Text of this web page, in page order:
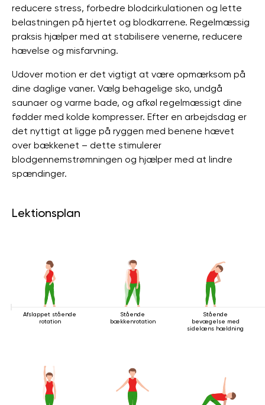
reducere stress, forbedre blodcirkulationen og lette
belastningen på hjertet og blodkarrene. Regelmæssig
praksis hjælper med at stabilisere venerne, reducere
hævelse og misfarvning.
Udover motion er det vigtigt at være opmærksom på
dine daglige vaner. Vælg behagelige sko, undgå
saunaer og varme bade, og afkøl regelmæssigt dine
fødder med kolde kompresser. Efter en arbejdsdag er
det nyttigt at ligge på ryggen med benene hævet
over bækkenet – dette stimulerer
blodgennemstrømningen og hjælper med at lindre
spændinger.
Lektionsplan
Afslappet stående
rotation
Stående
bækkenrotation
Stående
bevægelse med
sidelæns hældning